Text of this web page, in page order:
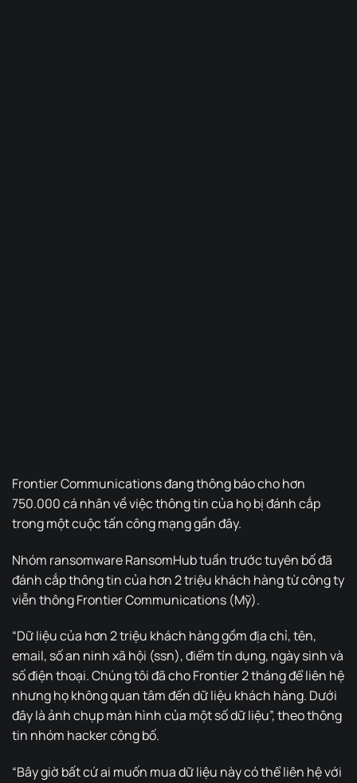
Frontier Communications đang thông báo cho hơn
750.000 cá nhân về việc thông tin của họ bị đánh cắp
trong một cuộc tấn công mạng gần đây.
Nhóm ransomware RansomHub tuần trước tuyên bố đã
đánh cắp thông tin của hơn 2 triệu khách hàng từ công ty
viễn thông Frontier Communications (Mỹ).
“Dữ liệu của hơn 2 triệu khách hàng gồm địa chỉ, tên,
email, số an ninh xã hội (ssn), điểm tín dụng, ngày sinh và
số điện thoại. Chúng tôi đã cho Frontier 2 tháng để liên hệ
nhưng họ không quan tâm đến dữ liệu khách hàng. Dưới
đây là ảnh chụp màn hình của một số dữ liệu”, theo thông
tin nhóm hacker công bố.
“Bây giờ bất cứ ai muốn mua dữ liệu này có thể liên hệ với